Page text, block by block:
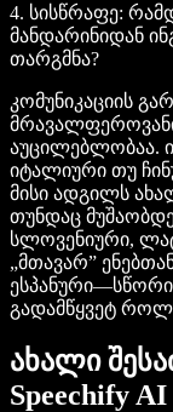
4. სისწრაფე:
მანდარინიდან
თარგმნა?
კომუნიკაციის
მრავალფეროვანი
აუცილებლობაა.
იტალიური თუ
მისი ადგილს
თუნდაც
სლოვენიური,
„მთავარ”
გადამწყვეტ
ახალი
Speechify